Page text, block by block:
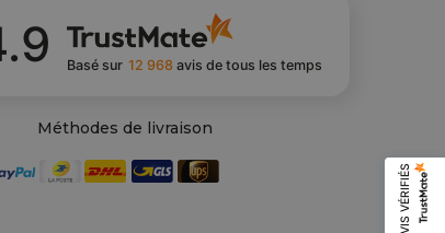
Basé sur 12 968 avisde tous les temps
Méthodes de livraison
AVIS VÉRIFIÉS